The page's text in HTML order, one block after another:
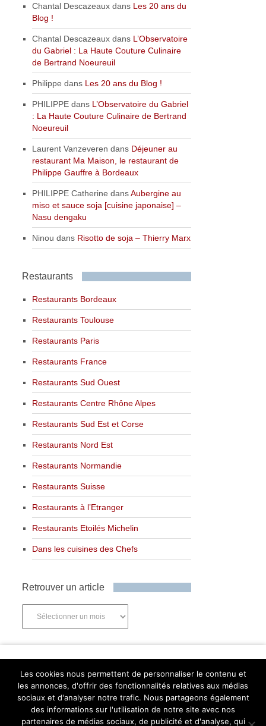
Chantal Descazeaux dans Les 20 ans du
Blog !
Chantal Descazeaux dans L’Observatoire
du Gabriel : La Haute Couture Culinaire
de Bertrand Noeureuil
Philippe dans Les 20 ans du Blog !
PHILIPPE dans L’Observatoire du Gabriel
: La Haute Couture Culinaire de Bertrand
Noeureuil
Laurent Vanzeveren dans Déjeuner au
restaurant Ma Maison, le restaurant de
Philippe Gauffre à Bordeaux
PHILIPPE Catherine dansAubergine au
miso et sauce soja [cuisine japonaise] –
Nasu dengaku
Ninou dans Risotto de soja – Thierry Marx
Restaurants
Restaurants Bordeaux
Restaurants Toulouse
Restaurants Paris
Restaurants France
Restaurants Sud Ouest
Restaurants Centre Rhône Alpes
Restaurants Sud Est et Corse
Restaurants Nord Est
Restaurants Normandie
Restaurants Suisse
Restaurants à l’Etranger
Restaurants Etoilés Michelin
Dans les cuisines des Chefs
Retrouver un article
Les cookies nous permettent de personnaliser le contenu et
les annonces, d'offrir des fonctionnalités relatives aux médias
sociaux et d'analyser notre trafic. Nous partageons également
des informations sur l'utilisation de notre site avec nos
partenaires de médias sociaux, de publicité et d'analyse, qui